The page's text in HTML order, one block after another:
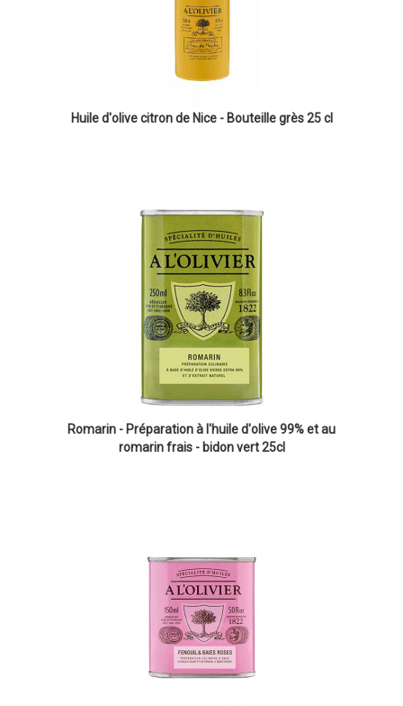
Huile d'olive citron de Nice - Bouteille grès 25 cl
Romarin - Préparation à l'huile d'olive 99% et au
romarin frais - bidon vert 25cl